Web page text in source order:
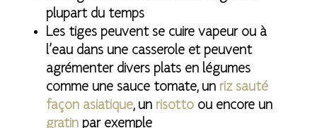
plupart du temps
Les tiges peuvent se cuire vapeur ou à
l’eau dans une casserole et peuvent
agrémenter divers plats en légumes
comme une sauce tomate, un riz sauté
façon asiatique, un risottoou encore un
gratinpar exemple